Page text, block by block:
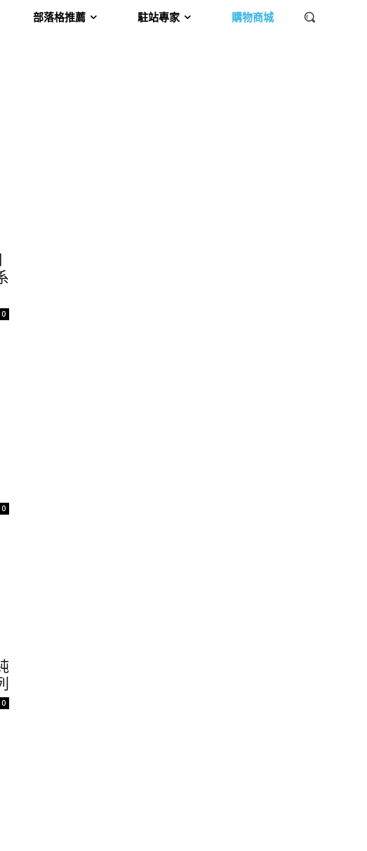
部落格推薦 駐站專家 購物商城
0
0
0